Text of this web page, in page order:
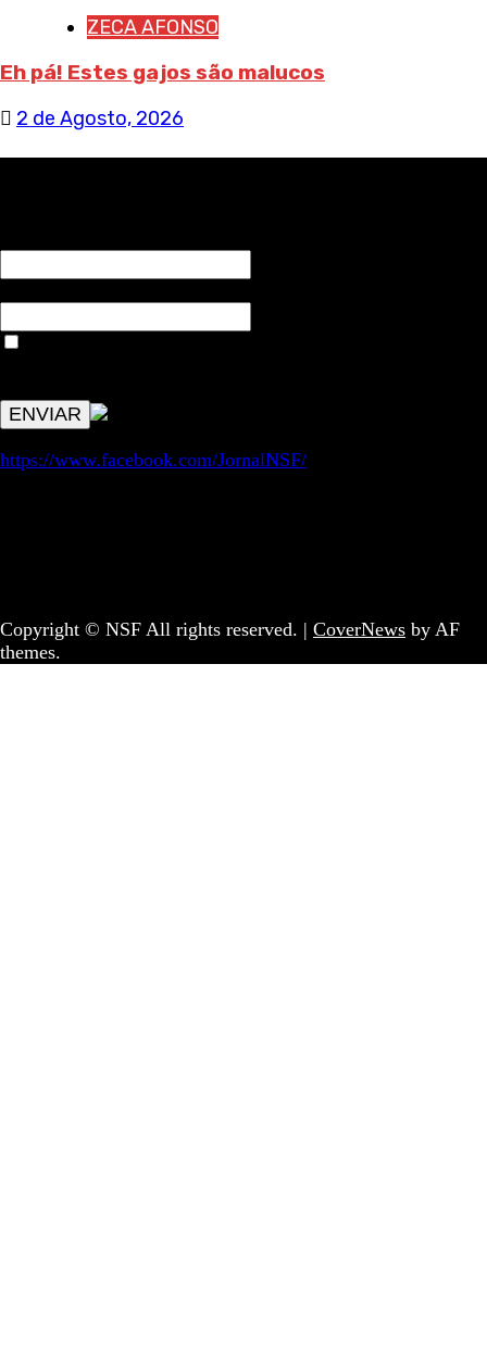
ZECA AFONSO
Eh pá! Estes gajos são malucos
2 de Agosto, 2026
https://www.facebook.com/JornalNSF/
Copyright © NSF All rights reserved. | CoverNews by AF
themes.